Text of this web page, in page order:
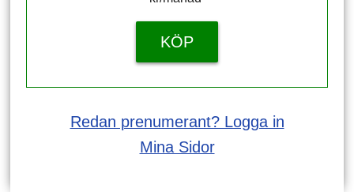
KÖP
Redan prenumerant? Logga in
Mina Sidor